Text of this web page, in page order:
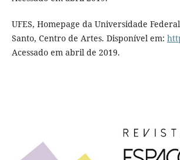
UFES, Homepage da Universidade
Santo, Centro de Artes. Disponível em:
Acessado em abril de 2019.